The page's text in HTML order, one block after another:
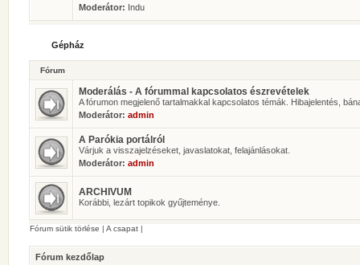
Moderátor: Indu
Gépház
Fórum
Moderálás - A fórummal kapcsolatos észrevételek
A fórumon megjelenő tartalmakkal kapcsolatos témák. Hibajelentés,
Moderátor: admin
A Parókia portálról
Várjuk a visszajelzéseket, javaslatokat, felajánlásokat.
Moderátor: admin
ARCHIVUM
Korábbi, lezárt topikok gyűjteménye.
Fórum sütik törlése | A csapat |
Fórum kezdőlap